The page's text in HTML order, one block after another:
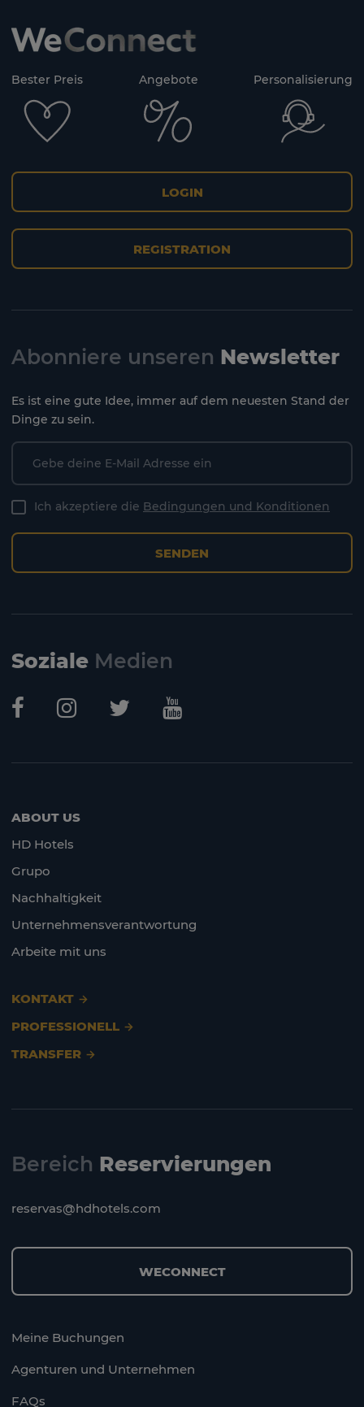
Bester Preis Angebote Personalisierung
LOGIN
REGISTRATION
Abonniere unseren Newsletter
Es ist eine gute Idee, immer auf dem neuesten Stand der
Dinge zu sein.
Ich akzeptiere die Bedingungen und Konditionen
SENDEN
Soziale Medien
ABOUT US
HD Hotels
Grupo
Nachhaltigkeit
Unternehmensverantwortung
Arbeite mit uns
KONTAKT
PROFESSIONELL
TRANSFER
Bereich Reservierungen
reservas@hdhotels.com
WECONNECT
Meine Buchungen
Agenturen und Unternehmen
FAQs